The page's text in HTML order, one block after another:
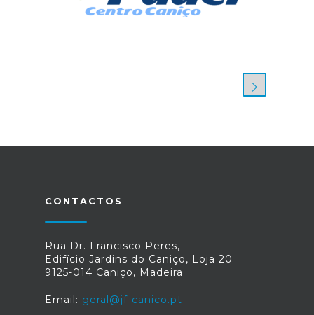
CONTACTOS
Rua Dr. Francisco Peres,
Edifício Jardins do Caniço, Loja 20
9125-014 Caniço, Madeira
Email: geral@jf-canico.pt